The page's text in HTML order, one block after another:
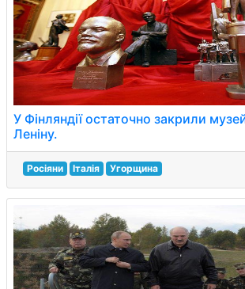
У Фінляндії остаточно закрили
Леніну.
Росіяни Італія Угорщина